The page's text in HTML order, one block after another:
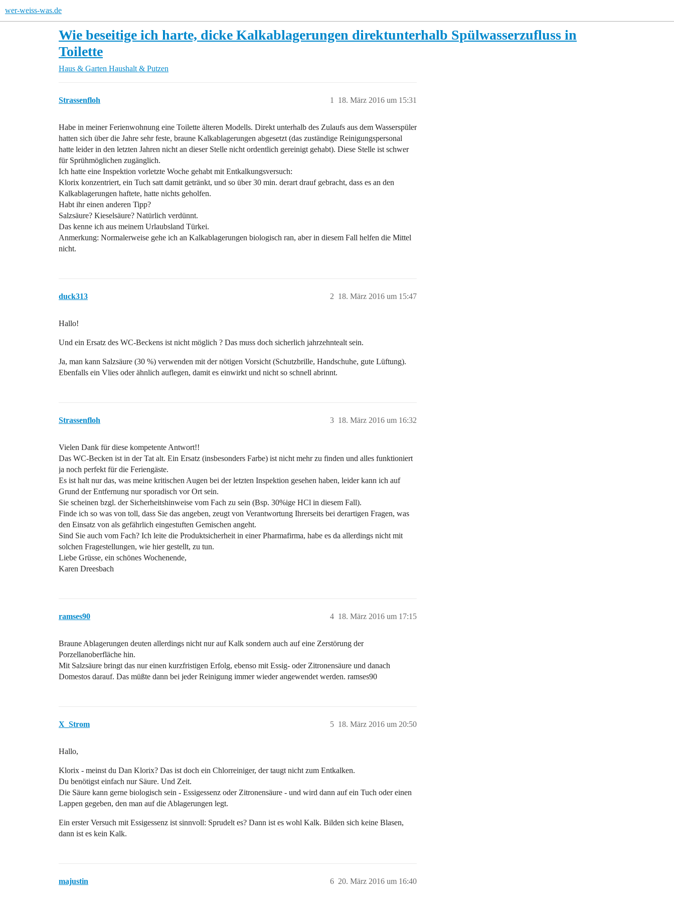
wer-weiss-was.de
Wie beseitige ich harte, dicke Kalkablagerungen direktunterhalb Spülwasserzufluss in
Toilette
Haus & Garten Haushalt & Putzen
Strassenfloh 18. März 2016 um 15:31
1
Habe in meiner Ferienwohnung eine Toilette älteren Modells. Direkt unterhalb des Zulaufs aus dem Wasserspüler
hatten sich über die Jahre sehr feste, braune Kalkablagerungen abgesetzt (das zuständige Reinigungspersonal
hatte leider in den letzten Jahren nicht an dieser Stelle nicht ordentlich gereinigt gehabt). Diese Stelle ist schwer
für Sprühmöglichen zugänglich.
Ich hatte eine Inspektion vorletzte Woche gehabt mit Entkalkungsversuch:
Klorix konzentriert, ein Tuch satt damit getränkt, und so über 30 min. derart drauf gebracht, dass es an den
Kalkablagerungen haftete, hatte nichts geholfen.
Habt ihr einen anderen Tipp?
Salzsäure? Kieselsäure? Natürlich verdünnt.
Das kenne ich aus meinem Urlaubsland Türkei.
Anmerkung: Normalerweise gehe ich an Kalkablagerungen biologisch ran, aber in diesem Fall helfen die Mittel
nicht.
duck313 18. März 2016 um 15:47
2
Hallo!
Und ein Ersatz des WC-Beckens ist nicht möglich ? Das muss doch sicherlich jahrzehntealt sein.
Ja, man kann Salzsäure (30 %) verwenden mit der nötigen Vorsicht (Schutzbrille, Handschuhe, gute Lüftung).
Ebenfalls ein Vlies oder ähnlich auflegen, damit es einwirkt und nicht so schnell abrinnt.
Strassenfloh 18. März 2016 um 16:32
3
Vielen Dank für diese kompetente Antwort!!
Das WC-Becken ist in der Tat alt. Ein Ersatz (insbesonders Farbe) ist nicht mehr zu finden und alles funktioniert
ja noch perfekt für die Feriengäste.
Es ist halt nur das, was meine kritischen Augen bei der letzten Inspektion gesehen haben, leider kann ich auf
Grund der Entfernung nur sporadisch vor Ort sein.
Sie scheinen bzgl. der Sicherheitshinweise vom Fach zu sein (Bsp. 30%ige HCl in diesem Fall).
Finde ich so was von toll, dass Sie das angeben, zeugt von Verantwortung Ihrerseits bei derartigen Fragen, was
den Einsatz von als gefährlich eingestuften Gemischen angeht.
Sind Sie auch vom Fach? Ich leite die Produktsicherheit in einer Pharmafirma, habe es da allerdings nicht mit
solchen Fragestellungen, wie hier gestellt, zu tun.
Liebe Grüsse, ein schönes Wochenende,
Karen Dreesbach
ramses90 18. März 2016 um 17:15
4
Braune Ablagerungen deuten allerdings nicht nur auf Kalk sondern auch auf eine Zerstörung der
Porzellanoberfläche hin.
Mit Salzsäure bringt das nur einen kurzfristigen Erfolg, ebenso mit Essig- oder Zitronensäure und danach
Domestos darauf. Das müßte dann bei jeder Reinigung immer wieder angewendet werden. ramses90
X_Strom 18. März 2016 um 20:50
5
Hallo,
Klorix - meinst du Dan Klorix? Das ist doch ein Chlorreiniger, der taugt nicht zum Entkalken.
Du benötigst einfach nur Säure. Und Zeit.
Die Säure kann gerne biologisch sein - Essigessenz oder Zitronensäure - und wird dann auf ein Tuch oder einen
Lappen gegeben, den man auf die Ablagerungen legt.
Ein erster Versuch mit Essigessenz ist sinnvoll: Sprudelt es? Dann ist es wohl Kalk. Bilden sich keine Blasen,
dann ist es kein Kalk.
majustin 20. März 2016 um 16:40
6